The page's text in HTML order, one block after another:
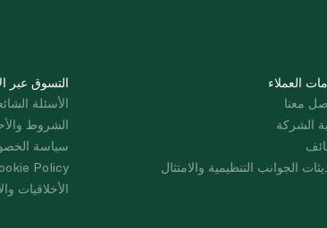
التسوق عبر
الأسئلة
الشروط
سياسة
Policy
الأخلاقيات
العملاء
معنا
الشركة
الجوانب التنظيمية والامتثال